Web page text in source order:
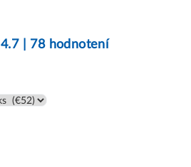
4.7 | 78 hodnotení